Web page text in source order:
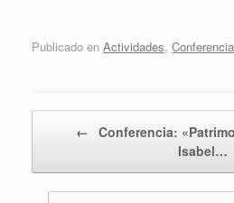
Publicado en Actividades,
← Conferencia:
Isabel…